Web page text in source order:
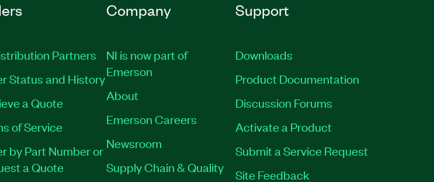
Partners
Status and History
a Quote
of Service
by Part Number or
a Quote
Company
NI is now part of
Emerson
About
Emerson Careers
Newsroom
Supply Chain & Quality
Support
Downloads
Product Documentation
Discussion Forums
Activate a Product
Submit a Service Request
Site Feedback